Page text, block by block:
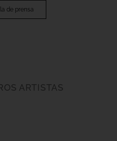
de prensa
ARTISTAS